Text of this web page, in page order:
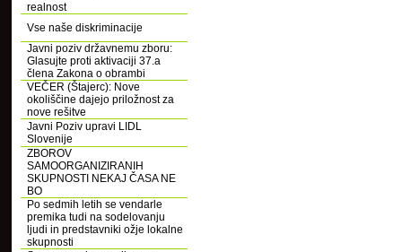
realnost
Vse naše diskriminacije
Javni poziv državnemu zboru:
Glasujte proti aktivaciji 37.a
člena Zakona o obrambi
VEČER (Štajerc): Nove
okoliščine dajejo priložnost za
nove rešitve
Javni Poziv upravi LIDL
Slovenije
ZBOROV
SAMOORGANIZIRANIH
SKUPNOSTI NEKAJ ČASA NE
BO
Po sedmih letih se vendarle
premika tudi na sodelovanju
ljudi in predstavniki ožje lokalne
skupnosti